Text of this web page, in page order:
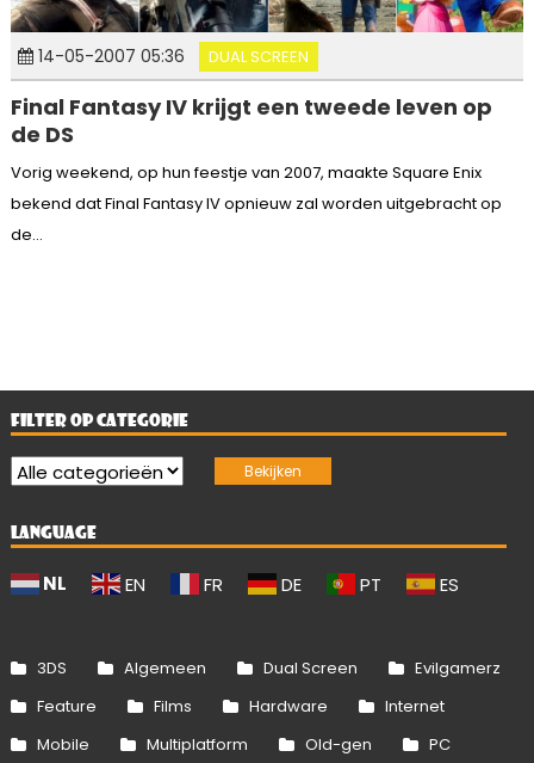
14-05-2007 05:36 DUAL SCREEN
Final Fantasy IV krijgt een tweede leven op
de DS
Vorig weekend, op hun feestje van 2007, maakte Square Enix
bekend dat Final Fantasy IV opnieuw zal worden uitgebracht op
de...
FILTER OP CATEGORIE
LANGUAGE
NL EN FR DE PT ES
3DS Algemeen Dual Screen
Evilgamerz
Feature
Films Hardware
Internet
Mobile
Multiplatform Old-gen PC